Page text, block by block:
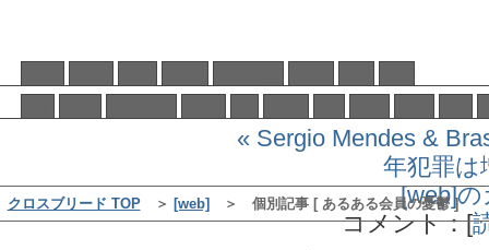
« Sergio Mendes &
年犯罪は
[web]
コメント：[
クロスブリード TOP＞ [web]＞ 個別記事 [ あるある会員の憂